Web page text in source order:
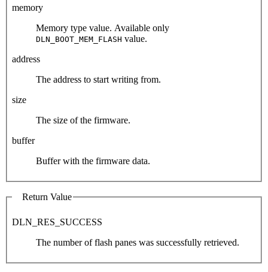
memory
Memory type value. Available only
DLN_BOOT_MEM_FLASH value.
address
The address to start writing from.
size
The size of the firmware.
buffer
Buffer with the firmware data.
Return Value
DLN_RES_SUCCESS
The number of flash panes was successfully retrieved.